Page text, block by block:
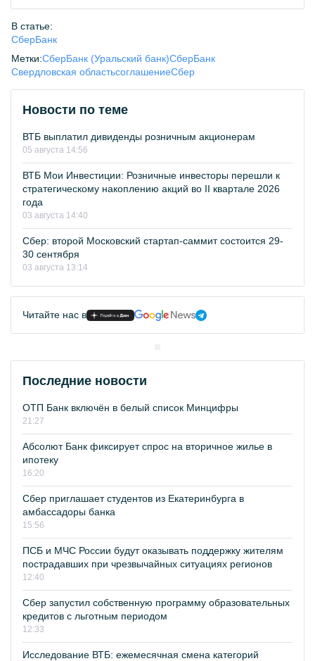
В статье:
СберБанк
Метки:СберБанк (Уральский банк)СберБанк
Свердловская областьсоглашениеСбер
Новости по теме
ВТБ выплатил дивиденды розничным акционерам
05 августа 14:56
ВТБ Мои Инвестиции: Розничные инвесторы перешли к
стратегическому накоплению акций во II квартале 2026
года
03 августа 14:40
Сбер: второй Московский стартап-саммит состоится 29-
30 сентября
03 августа 13:14
Читайте нас в
Последние новости
ОТП Банк включён в белый список Минцифры
21:27
Абсолют Банк фиксирует спрос на вторичное жилье в
ипотеку
16:20
Сбер приглашает студентов из Екатеринбурга в
амбассадоры банка
15:56
ПСБ и МЧС России будут оказывать поддержку жителям
пострадавших при чрезвычайных ситуациях регионов
12:40
Сбер запустил собственную программу образовательных
кредитов с льготным периодом
12:33
Исследование ВТБ: ежемесячная смена категорий